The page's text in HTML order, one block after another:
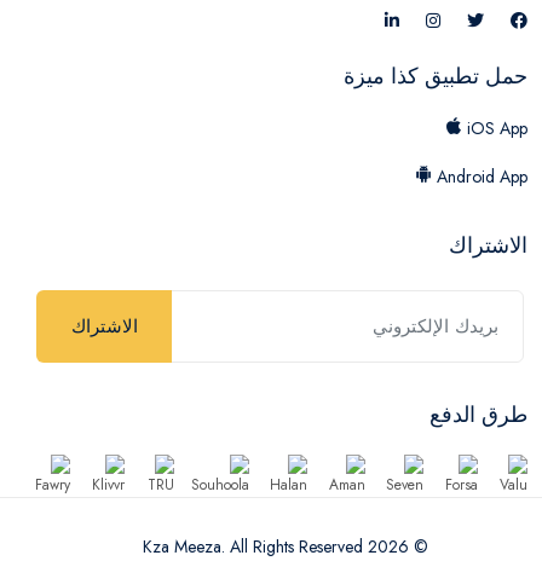
حمل تطبيق كذا ميزة
iOS App
Android App
الاشتراك
الاشتراك
طرق الدفع
© 2026 Kza Meeza. All Rights Reserved